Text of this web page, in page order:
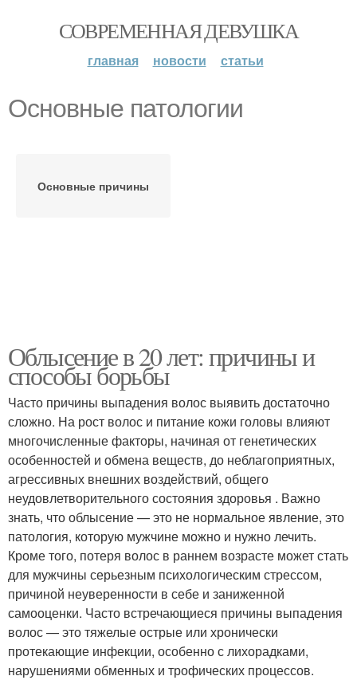
СОВРЕМЕННАЯ ДЕВУШКА
главная новости статьи
Основные патологии
Основные причины
Облысение в 20 лет: причины и
способы борьбы
Часто причины выпадения волос выявить достаточно
сложно. На рост волос и питание кожи головы влияют
многочисленные факторы, начиная от генетических
особенностей и обмена веществ, до неблагоприятных,
агрессивных внешних воздействий, общего
неудовлетворительного состояния здоровья . Важно
знать, что облысение — это не нормальное явление, это
патология, которую мужчине можно и нужно лечить.
Кроме того, потеря волос в раннем возрасте может стать
для мужчины серьезным психологическим стрессом,
причиной неуверенности в себе и заниженной
самооценки. Часто встречающиеся причины выпадения
волос — это тяжелые острые или хронически
протекающие инфекции, особенно с лихорадками,
нарушениями обменных и трофических процессов.